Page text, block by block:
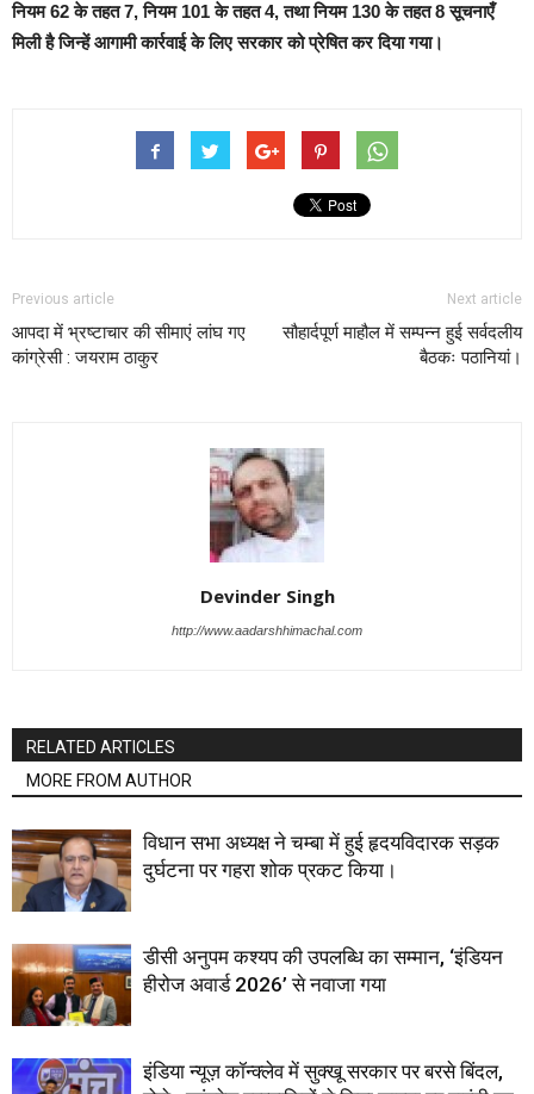
नियम 62 के तहत 7, नियम 101 के तहत 4, तथा नियम 130 के तहत 8 सूचनाएँ
मिली है जिन्हें आगामी कार्रवाई के लिए सरकार को प्रेषित कर दिया गया।
Previous article
आपदा में भ्रष्टाचार की सीमाएं लांघ गए
कांग्रेसी : जयराम ठाकुर
Next article
सौहार्दपूर्ण माहौल में सम्पन्न हुई सर्वदलीय
बैठकः पठानियां।
Devinder Singh
http://www.aadarshhimachal.com
RELATED ARTICLES
MORE FROM AUTHOR
विधान सभा अध्यक्ष ने चम्बा में हुई हृदयविदारक सड़क
दुर्घटना पर गहरा शोक प्रकट किया।
डीसी अनुपम कश्यप की उपलब्धि का सम्मान, ‘इंडियन
हीरोज अवार्ड 2026’ से नवाजा गया
इंडिया न्यूज़ कॉन्क्लेव में सुक्खू सरकार पर बरसे बिंदल,